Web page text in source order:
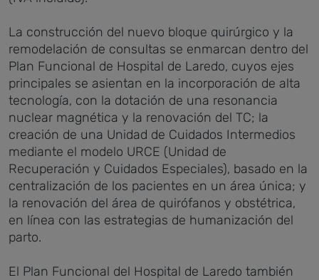
La construcción del nuevo bloque quirúrgico y la
remodelación de consultas se enmarcan dentro del
Plan Funcional de Hospital de Laredo, cuyos ejes
principales se asientan en la incorporación de alta
tecnología, con la dotación de una resonancia
nuclear magnética y la renovación del TC; la
creación de una Unidad de Cuidados Intermedios
mediante el modelo URCE (Unidad de
Recuperación y Cuidados Especiales), basado en la
centralización de los pacientes en un área única; y
la renovación del área de quirófanos y obstétrica,
en línea con las estrategias de humanización del
parto.
El Plan Funcional del Hospital de Laredo también